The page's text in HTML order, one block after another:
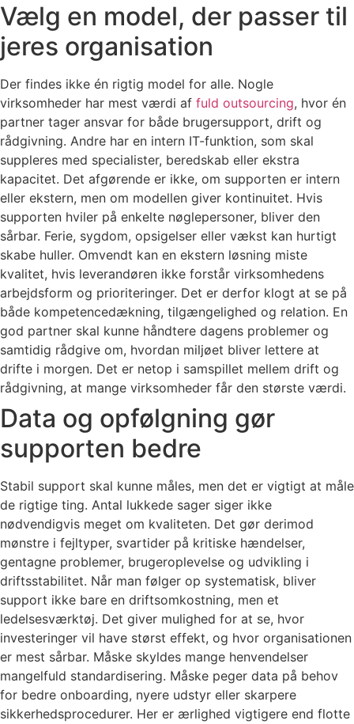
Vælg en model, der passer til
jeres organisation
Der findes ikke én rigtig model for alle. Nogle
virksomheder har mest værdi af fuld outsourcing, hvor én
partner tager ansvar for både brugersupport, drift og
rådgivning. Andre har en intern IT-funktion, som skal
suppleres med specialister, beredskab eller ekstra
kapacitet. Det afgørende er ikke, om supporten er intern
eller ekstern, men om modellen giver kontinuitet. Hvis
supporten hviler på enkelte nøglepersoner, bliver den
sårbar. Ferie, sygdom, opsigelser eller vækst kan hurtigt
skabe huller. Omvendt kan en ekstern løsning miste
kvalitet, hvis leverandøren ikke forstår virksomhedens
arbejdsform og prioriteringer. Det er derfor klogt at se på
både kompetencedækning, tilgængelighed og relation. En
god partner skal kunne håndtere dagens problemer og
samtidig rådgive om, hvordan miljøet bliver lettere at
drifte i morgen. Det er netop i samspillet mellem drift og
rådgivning, at mange virksomheder får den største værdi.
Data og opfølgning gør
supporten bedre
Stabil support skal kunne måles, men det er vigtigt at måle
de rigtige ting. Antal lukkede sager siger ikke
nødvendigvis meget om kvaliteten. Det gør derimod
mønstre i fejltyper, svartider på kritiske hændelser,
gentagne problemer, brugeroplevelse og udvikling i
driftsstabilitet. Når man følger op systematisk, bliver
support ikke bare en driftsomkostning, men et
ledelsesværktøj. Det giver mulighed for at se, hvor
investeringer vil have størst effekt, og hvor organisationen
er mest sårbar. Måske skyldes mange henvendelser
mangelfuld standardisering. Måske peger data på behov
for bedre onboarding, nyere udstyr eller skarpere
sikkerhedsprocedurer. Her er ærlighed vigtigere end flotte